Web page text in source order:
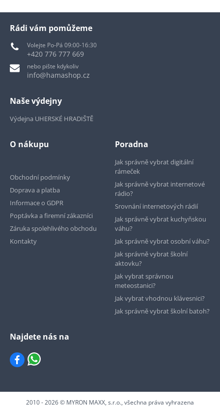
Rádi vám pomůžeme
Volejte Po-Pá 09:00-16:30
+420 776 777 669
nebo pište kdykoliv
info@hamashop.cz
Naše výdejny
Výdejna UHERSKÉ HRADIŠTĚ
O nákupu
Obchodní podmínky
Doprava a platba
Informace o GDPR
Poptávka a firemní zákazníci
Záruka spolehlivého obchodu
Kontakty
Poradna
Jak správně vybrat digitální
rámeček
Jak správně vybrat internetové
rádio?
Srovnání internetových rádií
Jak správně vybrat kuchyňskou
váhu?
Jak správně vybrat osobní váhu?
Jak správně vybrat školní
aktovku?
Jak vybrat správnou
meteostanici?
Jak vybrat vhodnou klávesnici?
Jak správně vybrat školní batoh?
Najdete nás na
2010 - 2026 © MYRON MAXX, s.r.o., všechna práva vyhrazena